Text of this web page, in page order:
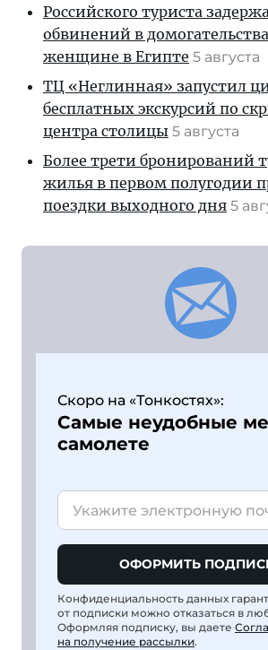
Российского туриста
обвинений в
женщине в Египте 5 августа
ТЦ «Неглинная» запустил
бесплатных экскурсий по
центра столицы 5 августа
Более трети бронирований
жилья в первом полугодии
поездки выходного дня 5
Скоро на «Тонкостях»:
Самые неудобные
самолете
ОФОРМИТЬ
Конфиденциальность данных
от подписки можно отказаться в
Оформляя подписку, вы даете
на получение рассылки.